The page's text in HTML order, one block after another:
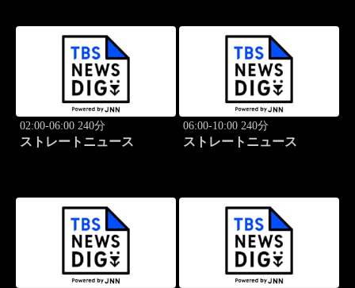
02:00-06:00 240分
ストレートニュース
06:00-10:00 240分
ストレートニュース